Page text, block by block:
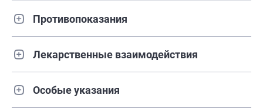
Противопоказания
Лекарственные взаимодействия
Особые указания